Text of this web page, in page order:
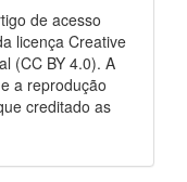
de acesso
licença Creative
(CC BY 4.0). A
a reprodução
creditado as